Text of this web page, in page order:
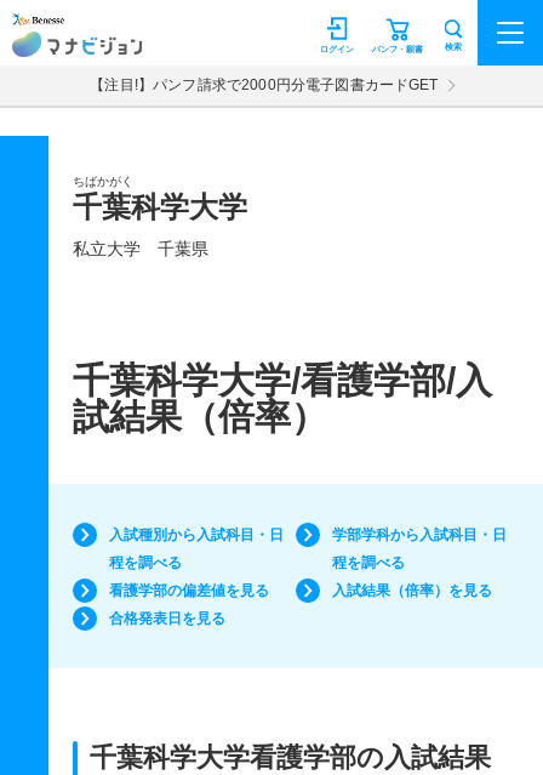
マナビジョン パンフ・願書
ログイン 検索
【注目!】パンフ請求で2000円分電子図書カードGET
ちばかがく
千葉科学大学
私立大学 千葉県
千葉科学大学/看護学部/入
試結果（倍率）
入試種別から入試科目・日
程を調べる
学部学科から入試科目・日
程を調べる
看護学部の偏差値を見る
入試結果（倍率）を見る
合格発表日を見る
千葉科学大学看護学部の入試結果